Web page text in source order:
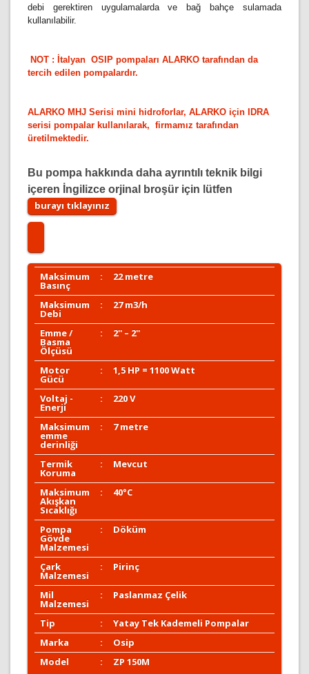
debi gerektiren uygulamalarda ve bağ bahçe sulamada
kullanılabilir.
NOT : İtalyan OSIP pompaları ALARKO tarafından da
tercih edilen pompalardır.
ALARKO MHJ Serisi mini hidroforlar, ALARKO için IDRA
serisi pompalar kullanılarak, firmamız tarafından
üretilmektedir.
Bu pompa hakkında daha ayrıntılı teknik bilgi
içeren İngilizce orjinal broşür için lütfen
burayı tıklayınız
Maksimum
Basınç
: 22 metre
Maksimum
Debi
: 27 m3/h
Emme /
Basma
Ölçüsü
: 2'' – 2''
Motor
Gücü
: 1,5 HP = 1100 Watt
Voltaj -
Enerji
: 220 V
Maksimum
emme
derinliği
: 7 metre
Termik
Koruma
: Mevcut
Maksimum
Akışkan
Sıcaklığı
: 40°C
Pompa
Gövde
Malzemesi
: Döküm
Çark
Malzemesi
: Pirinç
Mil
Malzemesi
: Paslanmaz Çelik
Tip :
Yatay Tek Kademeli Pompalar
Marka
:
Osip
Model
: ZP 150M